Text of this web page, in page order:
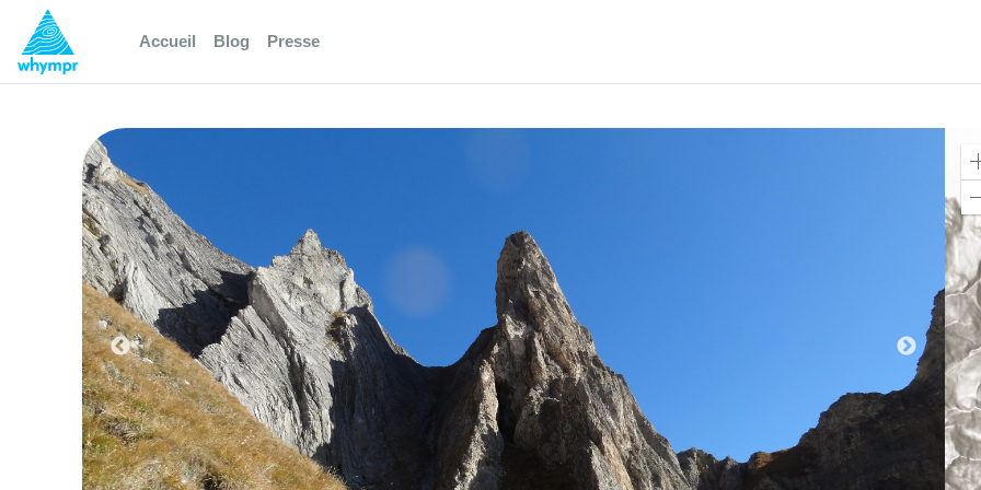
Accueil Blog Presse